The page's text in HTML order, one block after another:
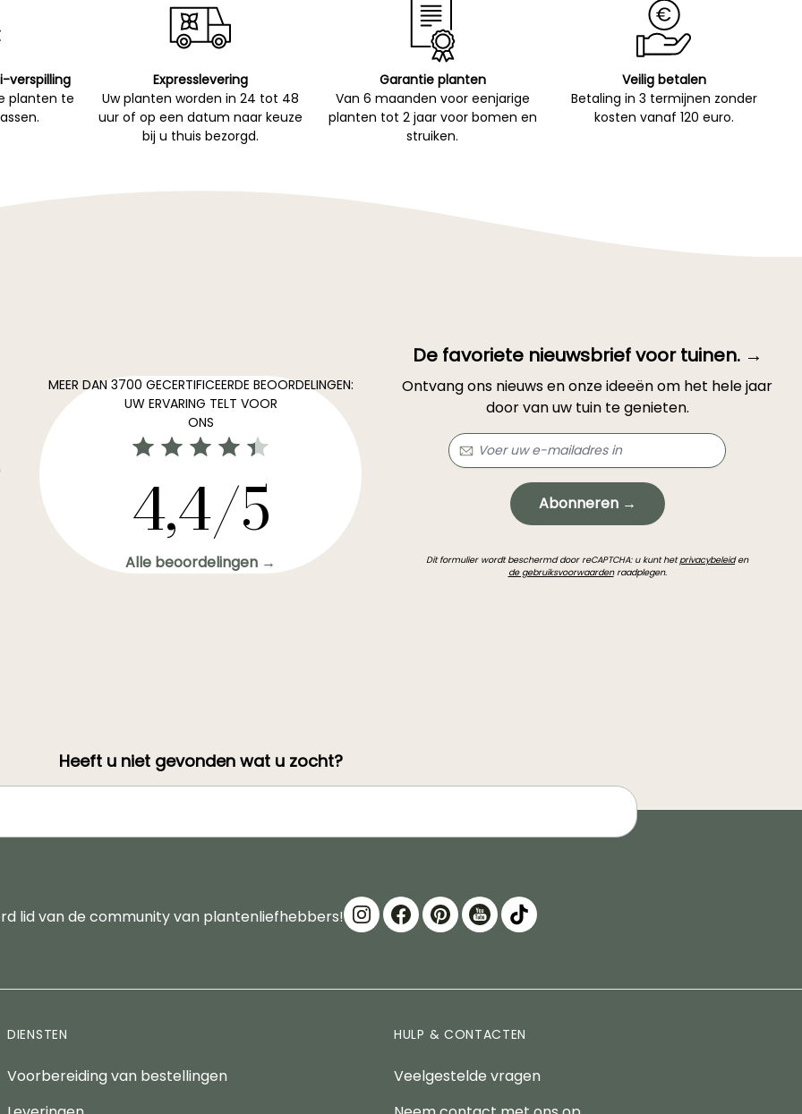
verspilling
planten te
Expresslevering
Uw planten worden in 24 tot 48
uur of op een datum naar keuze
bij u thuis bezorgd.
Garantie planten
Van 6 maanden voor eenjarige
planten tot 2 jaar voor bomen en
struiken.
Veilig betalen
Betaling in 3 termijnen zonder
kosten vanaf 120 euro.
MEER DAN 3700 GECERTIFICEERDE BEOORDELINGEN:
UW ERVARING TELT VOOR
ONS
4,4/5
Alle beoordelingen →
De favoriete nieuwsbrief voor tuinen. →
Ontvang ons nieuws en onze ideeën om het hele jaar
door van uw tuin te genieten.
Abonneren →
Dit formulier wordt beschermd door reCAPTCHA: u kunt hetprivacybeleiden
de gebruiksvoorwaardenraadplegen.
Heeft u niet gevonden wat u zocht?
lid van de community van plantenliefhebbers!
DIENSTEN
Voorbereiding van bestellingen
HULP & CONTACTEN
Veelgestelde vragen